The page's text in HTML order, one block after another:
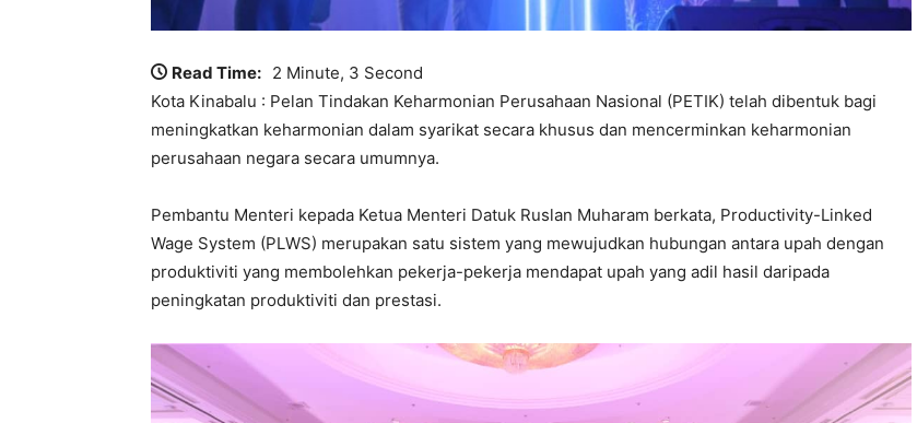
Read Time: 2 Minute, 3 Second
Kota Kinabalu : Pelan Tindakan Keharmonian Perusahaan Nasional (PETIK) telah dibentuk bagi
meningkatkan keharmonian dalam syarikat secara khusus dan mencerminkan keharmonian
perusahaan negara secara umumnya.
Pembantu Menteri kepada Ketua Menteri Datuk Ruslan Muharam berkata, Productivity-Linked
Wage System (PLWS) merupakan satu sistem yang mewujudkan hubungan antara upah dengan
produktiviti yang membolehkan pekerja-pekerja mendapat upah yang adil hasil daripada
peningkatan produktiviti dan prestasi.